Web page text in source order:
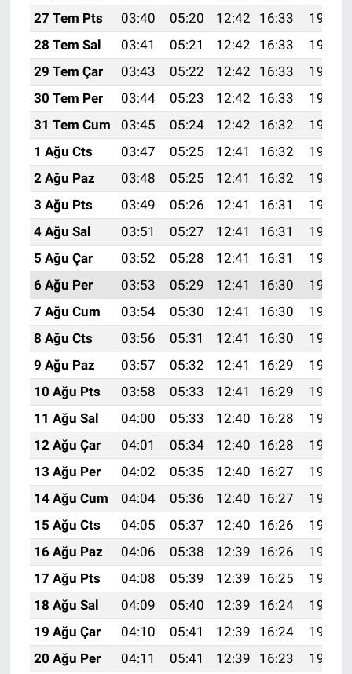
27 Tem Pts
03:40 05:20 12:42 16:33
19:53
28 Tem Sal
03:41 05:21 12:42 16:33
19:52
29 Tem Çar
03:43 05:22 12:42 16:33
19:51
30 Tem Per
03:44 05:23 12:42 16:33
19:50
31 Tem Cum
03:45 05:24 12:42 16:32
19:49
1 Ağu Cts
03:47 05:25 12:41 16:32
19:48
2 Ağu Paz
03:48 05:25 12:41 16:32
19:47
3 Ağu Pts
03:49 05:26 12:41 16:31
19:46
4 Ağu Sal
03:51 05:27 12:41 16:31
19:45
5 Ağu Çar
03:52 05:28 12:41 16:31
19:44
6 Ağu Per
03:53 05:29 12:41 16:30
19:43
7 Ağu Cum
03:54 05:30 12:41 16:30
19:42
8 Ağu Cts
03:56 05:31 12:41 16:30
19:41
9 Ağu Paz
03:57 05:32 12:41 16:29
19:40
10 Ağu Pts
03:58 05:33 12:41 16:29
19:39
11 Ağu Sal
04:00 05:33 12:40 16:28
19:37
12 Ağu Çar
04:01 05:34 12:40 16:28
19:36
13 Ağu Per
04:02 05:35 12:40 16:27
19:35
14 Ağu Cum
04:04 05:36 12:40 16:27
19:34
15 Ağu Cts
04:05 05:37 12:40 16:26
19:32
16 Ağu Paz
04:06 05:38 12:39 16:26
19:31
17 Ağu Pts
04:08 05:39 12:39 16:25
19:30
18 Ağu Sal
04:09 05:40 12:39 16:24
19:28
19 Ağu Çar
04:10 05:41 12:39 16:24
19:27
20 Ağu Per
04:11 05:41 12:39 16:23
19:26